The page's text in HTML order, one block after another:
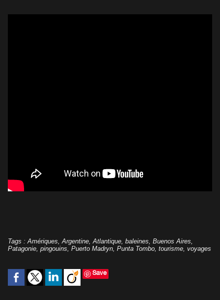
Tags :Amériques,Argentine,Atlantique, baleines, Buenos Aires,
Patagonie, pingouins, Puerto Madryn, Punta Tombo, tourisme, voyages
Save